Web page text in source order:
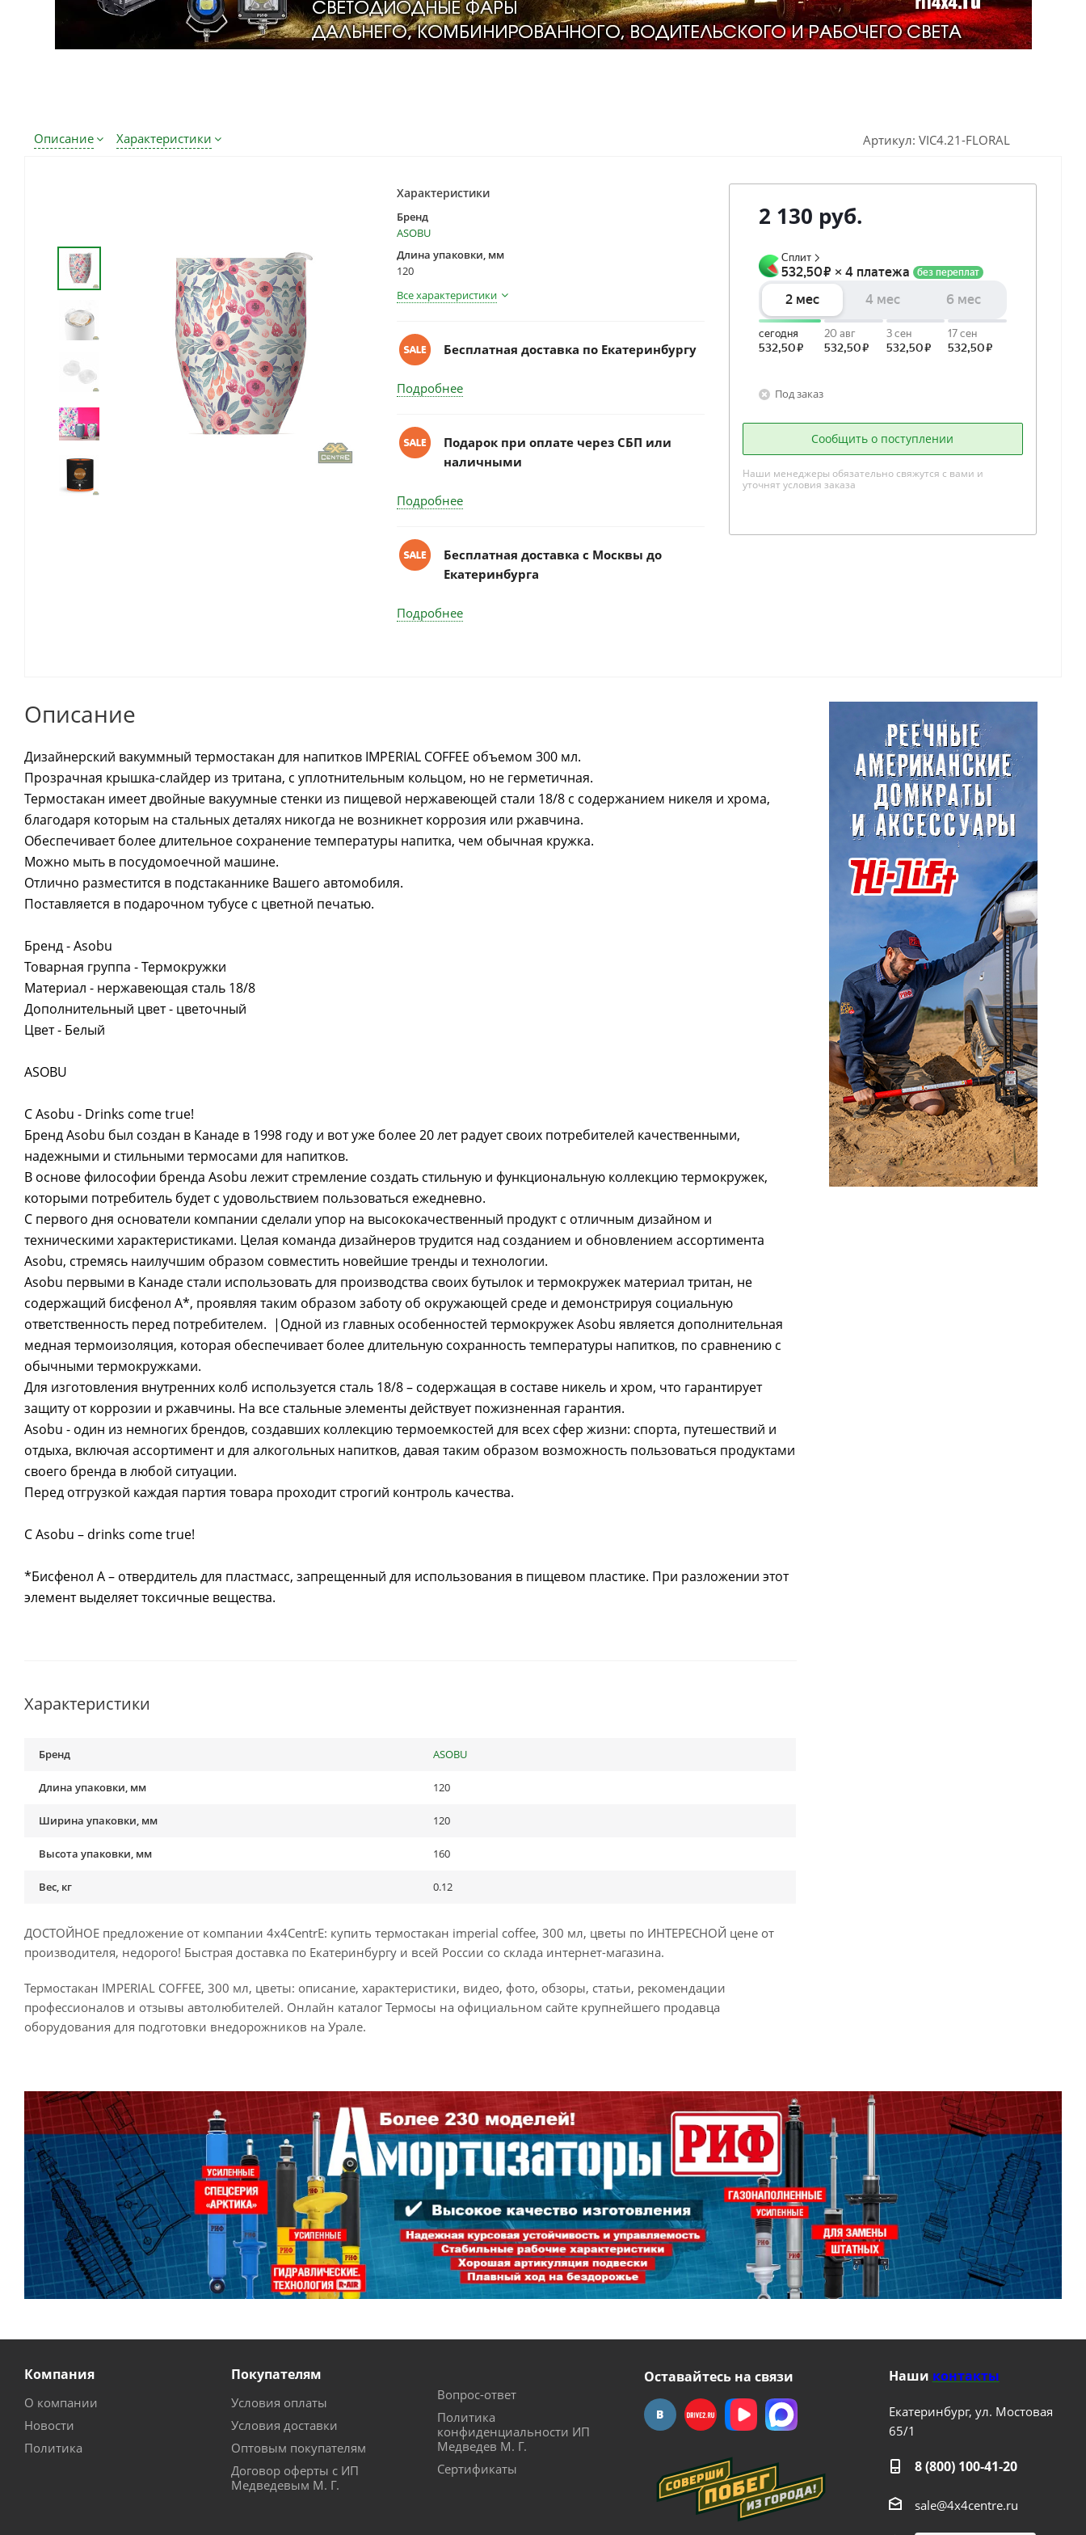
Описание Характеристики Артикул: VIC4.21-FLORAL
Характеристики
Бренд
ASOBU
Длина упаковки, мм
120
Все характеристики
Бесплатная доставка по Екатеринбургу
Подробнее
Подарок при оплате через СБП или
наличными
Подробнее
Бесплатная доставка c Москвы до
Екатеринбурга
Подробнее
2 130 руб.
Под заказ
Сообщить о поступлении
Наши менеджеры обязательно свяжутся с вами и
уточнят условия заказа
Описание
Дизайнерский вакуммный термостакан для напитков IMPERIAL COFFEE объемом 300 мл.
Прозрачная крышка-слайдер из тритана, с уплотнительным кольцом, но не герметичная.
Термостакан имеет двойные вакуумные стенки из пищевой нержавеющей стали 18/8 с содержанием никеля и хрома,
благодаря которым на стальных деталях никогда не возникнет коррозия или ржавчина.
Обеспечивает более длительное сохранение температуры напитка, чем обычная кружка.
Можно мыть в посудомоечной машине.
Отлично разместится в подстаканнике Вашего автомобиля.
Поставляется в подарочном тубусе с цветной печатью.
Бренд - Asobu
Товарная группа - Термокружки
Материал - нержавеющая сталь 18/8
Дополнительный цвет - цветочный
Цвет - Белый
ASOBU
С Asobu - Drinks come true!
Бренд Asobu был создан в Канаде в 1998 году и вот уже более 20 лет радует своих потребителей качественными,
надежными и стильными термосами для напитков.
В основе философии бренда Asobu лежит стремление создать стильную и функциональную коллекцию термокружек,
которыми потребитель будет с удовольствием пользоваться ежедневно.
С первого дня основатели компании сделали упор на высококачественный продукт с отличным дизайном и
техническими характеристиками. Целая команда дизайнеров трудится над созданием и обновлением ассортимента
Asobu, стремясь наилучшим образом совместить новейшие тренды и технологии.
Asobu первыми в Канаде стали использовать для производства своих бутылок и термокружек материал тритан, не
содержащий бисфенол А*, проявляя таким образом заботу об окружающей среде и демонстрируя социальную
ответственность перед потребителем. |Одной из главных особенностей термокружек Asobu является дополнительная
медная термоизоляция, которая обеспечивает более длительную сохранность температуры напитков, по сравнению с
обычными термокружками.
Для изготовления внутренних колб используется сталь 18/8 – содержащая в составе никель и хром, что гарантирует
защиту от коррозии и ржавчины. На все стальные элементы действует пожизненная гарантия.
Asobu - один из немногих брендов, создавших коллекцию термоемкостей для всех сфер жизни: спорта, путешествий и
отдыха, включая ассортимент и для алкогольных напитков, давая таким образом возможность пользоваться продуктами
своего бренда в любой ситуации.
Перед отгрузкой каждая партия товара проходит строгий контроль качества.
С Asobu – drinks come true!
*Бисфенол А – отвердитель для пластмасс, запрещенный для использования в пищевом пластике. При разложении этот
элемент выделяет токсичные вещества.
Характеристики
Бренд ASOBU
Длина упаковки, мм 120
Ширина упаковки, мм 120
Высота упаковки, мм 160
Вес, кг 0.12
ДОСТОЙНОЕ предложение от компании 4x4CentrE: купить термостакан imperial coffee, 300 мл, цветы по ИНТЕРЕСНОЙ цене от
производителя, недорого! Быстрая доставка по Екатеринбургу и всей России со склада интернет-магазина.
Термостакан IMPERIAL COFFEE, 300 мл, цветы: описание, характеристики, видео, фото, обзоры, статьи, рекомендации
профессионалов и отзывы автолюбителей. Онлайн каталог Термосы на официальном сайте крупнейшего продавца
оборудования для подготовки внедорожников на Урале.
Компания
О компании
Новости
Политика
Покупателям
Условия оплаты
Условия доставки
Оптовым покупателям
Договор оферты с ИП
Медведевым М. Г.
Вопрос-ответ
Политика
конфиденциальности ИП
Медведев М. Г.
Сертификаты
Оставайтесь на связи Наши контакты
Екатеринбург, ул. Мостовая
65/1
8 (800) 100-41-20
sale@4x4centre.ru